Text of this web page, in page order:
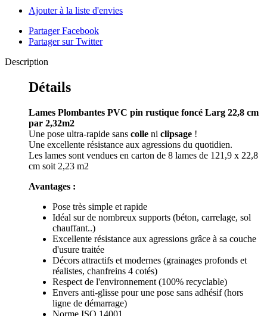
Ajouter à la liste d'envies
Partager Facebook
Partager sur Twitter
Description
Détails
Lames Plombantes PVC pin rustique foncé Larg 22,8 cm
par 2,32m2
Une pose ultra-rapide sans colle ni clipsage !
Une excellente résistance aux agressions du quotidien.
Les lames sont vendues en carton de 8 lames de 121,9 x 22,8
cm soit 2,23 m2
Avantages :
Pose très simple et rapide
Idéal sur de nombreux supports (béton, carrelage, sol
chauffant..)
Excellente résistance aux agressions grâce à sa couche
d'usure traitée
Décors attractifs et modernes (grainages profonds et
réalistes, chanfreins 4 cotés)
Respect de l'environnement (100% recyclable)
Envers anti-glisse pour une pose sans adhésif (hors
ligne de démarrage)
Norme ISO 14001